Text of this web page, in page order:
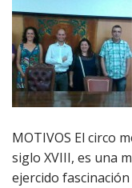
MOTIVOS El circo
siglo XVIII, es una
ejercido